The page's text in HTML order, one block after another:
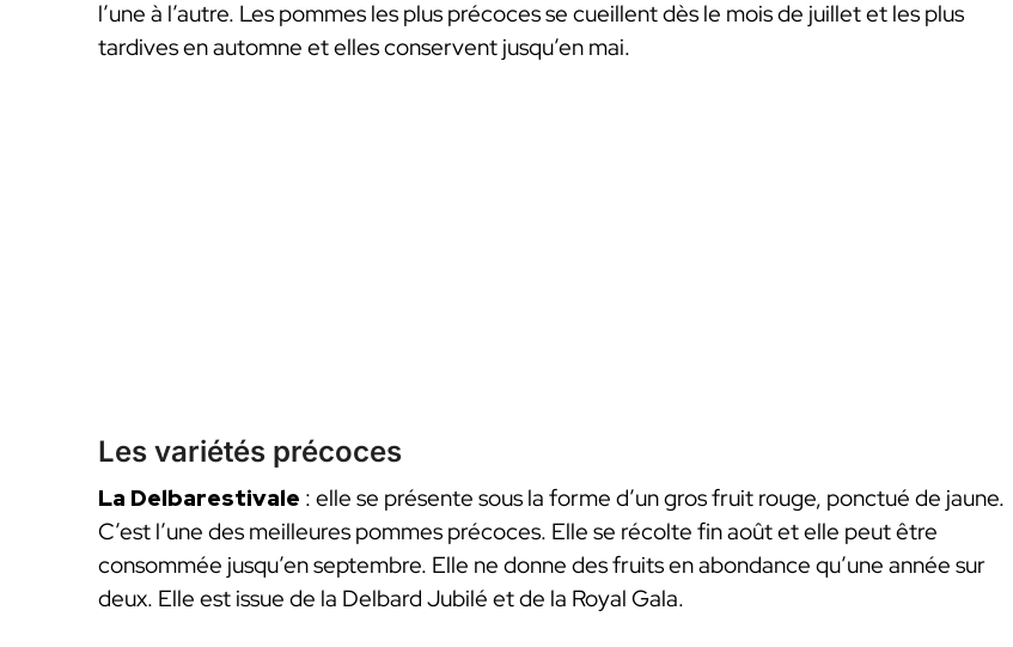
l’une à l’autre. Les pommes les plus précoces se cueillent dès le mois de juillet et les plus
tardives en automne et elles conservent jusqu’en mai.
Les variétés précoces
La Delbarestivale : elle se présente sous la forme d’un gros fruit rouge, ponctué de jaune.
C’est l’une des meilleures pommes précoces. Elle se récolte fin août et elle peut être
consommée jusqu’en septembre. Elle ne donne des fruits en abondance qu’une année sur
deux. Elle est issue de la Delbard Jubilé et de la Royal Gala.